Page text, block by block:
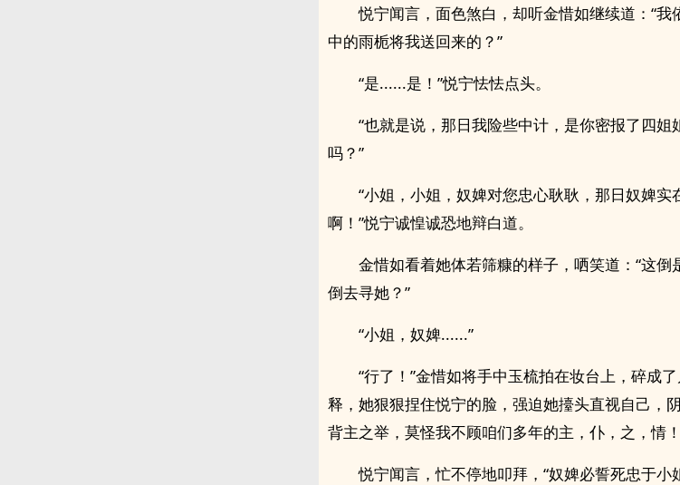
悦宁闻言，面色煞白，却听金惜如继续道：“
中的雨栀将我送回来的？”
“是......是！”悦宁怯怯点头。
“也就是说，那日我险些中计，是你密报了四
吗？”
“小姐，小姐，奴婢对您忠心耿耿，那日奴婢
啊！”悦宁诚惶诚恐地辩白道。
金惜如看着她体若筛糠的样子，哂笑道：“这倒
倒去寻她？”
“小姐，奴婢......”
“行了！”金惜如将手中玉梳拍在妆台上，碎成
释，她狠狠捏住悦宁的脸，强迫她擡头直视自己，
背主之举，莫怪我不顾咱们多年的主，仆，之，情
悦宁闻言，忙不停地叩拜，“奴婢必誓死忠于小